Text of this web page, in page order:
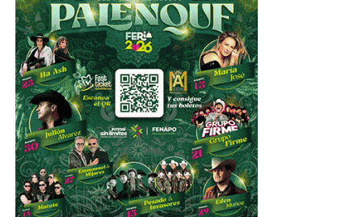
los nuevo ayuntamientos para los próximos tres años.
TEMAS RELACIONADOS FEATURED SLP
YA VIENE
Intensa onda de calor provocará temperaturas de hasta
40 grados en SLP
NO TE PIERDAS
Ciudad Valles registra las temperaturas más altas en el
estado